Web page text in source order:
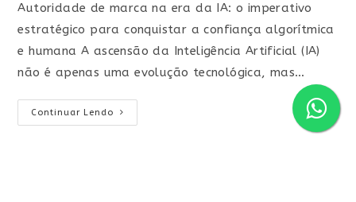
Autoridade de marca na era da IA: o imperativo
estratégico para conquistar a confiança algorítmica
e humana A ascensão da Inteligência Artificial (IA)
não é apenas uma evolução tecnológica, mas…
Continuar Lendo